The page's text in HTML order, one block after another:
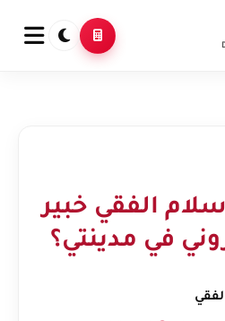
الفقي خبير
في مدينتي؟